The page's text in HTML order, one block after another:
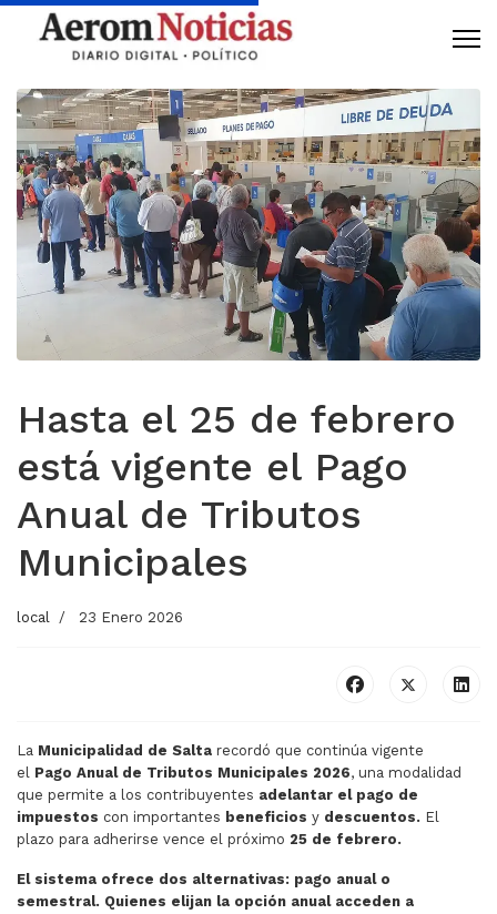
Hasta el 25 de febrero
está vigente el Pago
Anual de Tributos
Municipales
local 23 Enero 2026
La Municipalidad de Salta recordó que continúa vigente
el Pago Anual de Tributos Municipales 2026, una modalidad
que permite a los contribuyentes adelantar el pago de
impuestos con importantes beneficios y descuentos. El
plazo para adherirse vence el próximo 25 de febrero.
El sistema ofrece dos alternativas: pago anual o
semestral. Quienes elijan la opción anual acceden a